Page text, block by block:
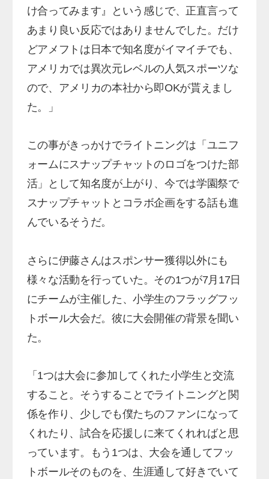
け合ってみます』という感じで、正直言って
あまり良い反応ではありませんでした。だけ
どアメフトは日本で知名度がイマイチでも、
アメリカでは異次元レベルの人気スポーツな
ので、アメリカの本社から即OKが貰えまし
た。」
この事がきっかけでライトニングは「ユニフ
ォームにスナップチャットのロゴをつけた部
活」として知名度が上がり、今では学園祭で
スナップチャットとコラボ企画をする話も進
んでいるそうだ。
さらに伊藤さんはスポンサー獲得以外にも
様々な活動を行っていた。その1つが7月17日
にチームが主催した、小学生のフラッグフッ
トボール大会だ。彼に大会開催の背景を聞い
た。
「1つは大会に参加してくれた小学生と交流
すること。そうすることでライトニングと関
係を作り、少しでも僕たちのファンになって
くれたり、試合を応援しに来てくれればと思
っています。もう1つは、大会を通してフッ
トボールそのものを、生涯通して好きでいて